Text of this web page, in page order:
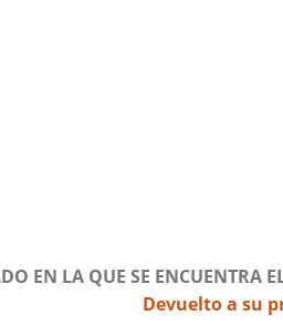
EN LA QUE SE ENCUENTRA
Devuelto a su